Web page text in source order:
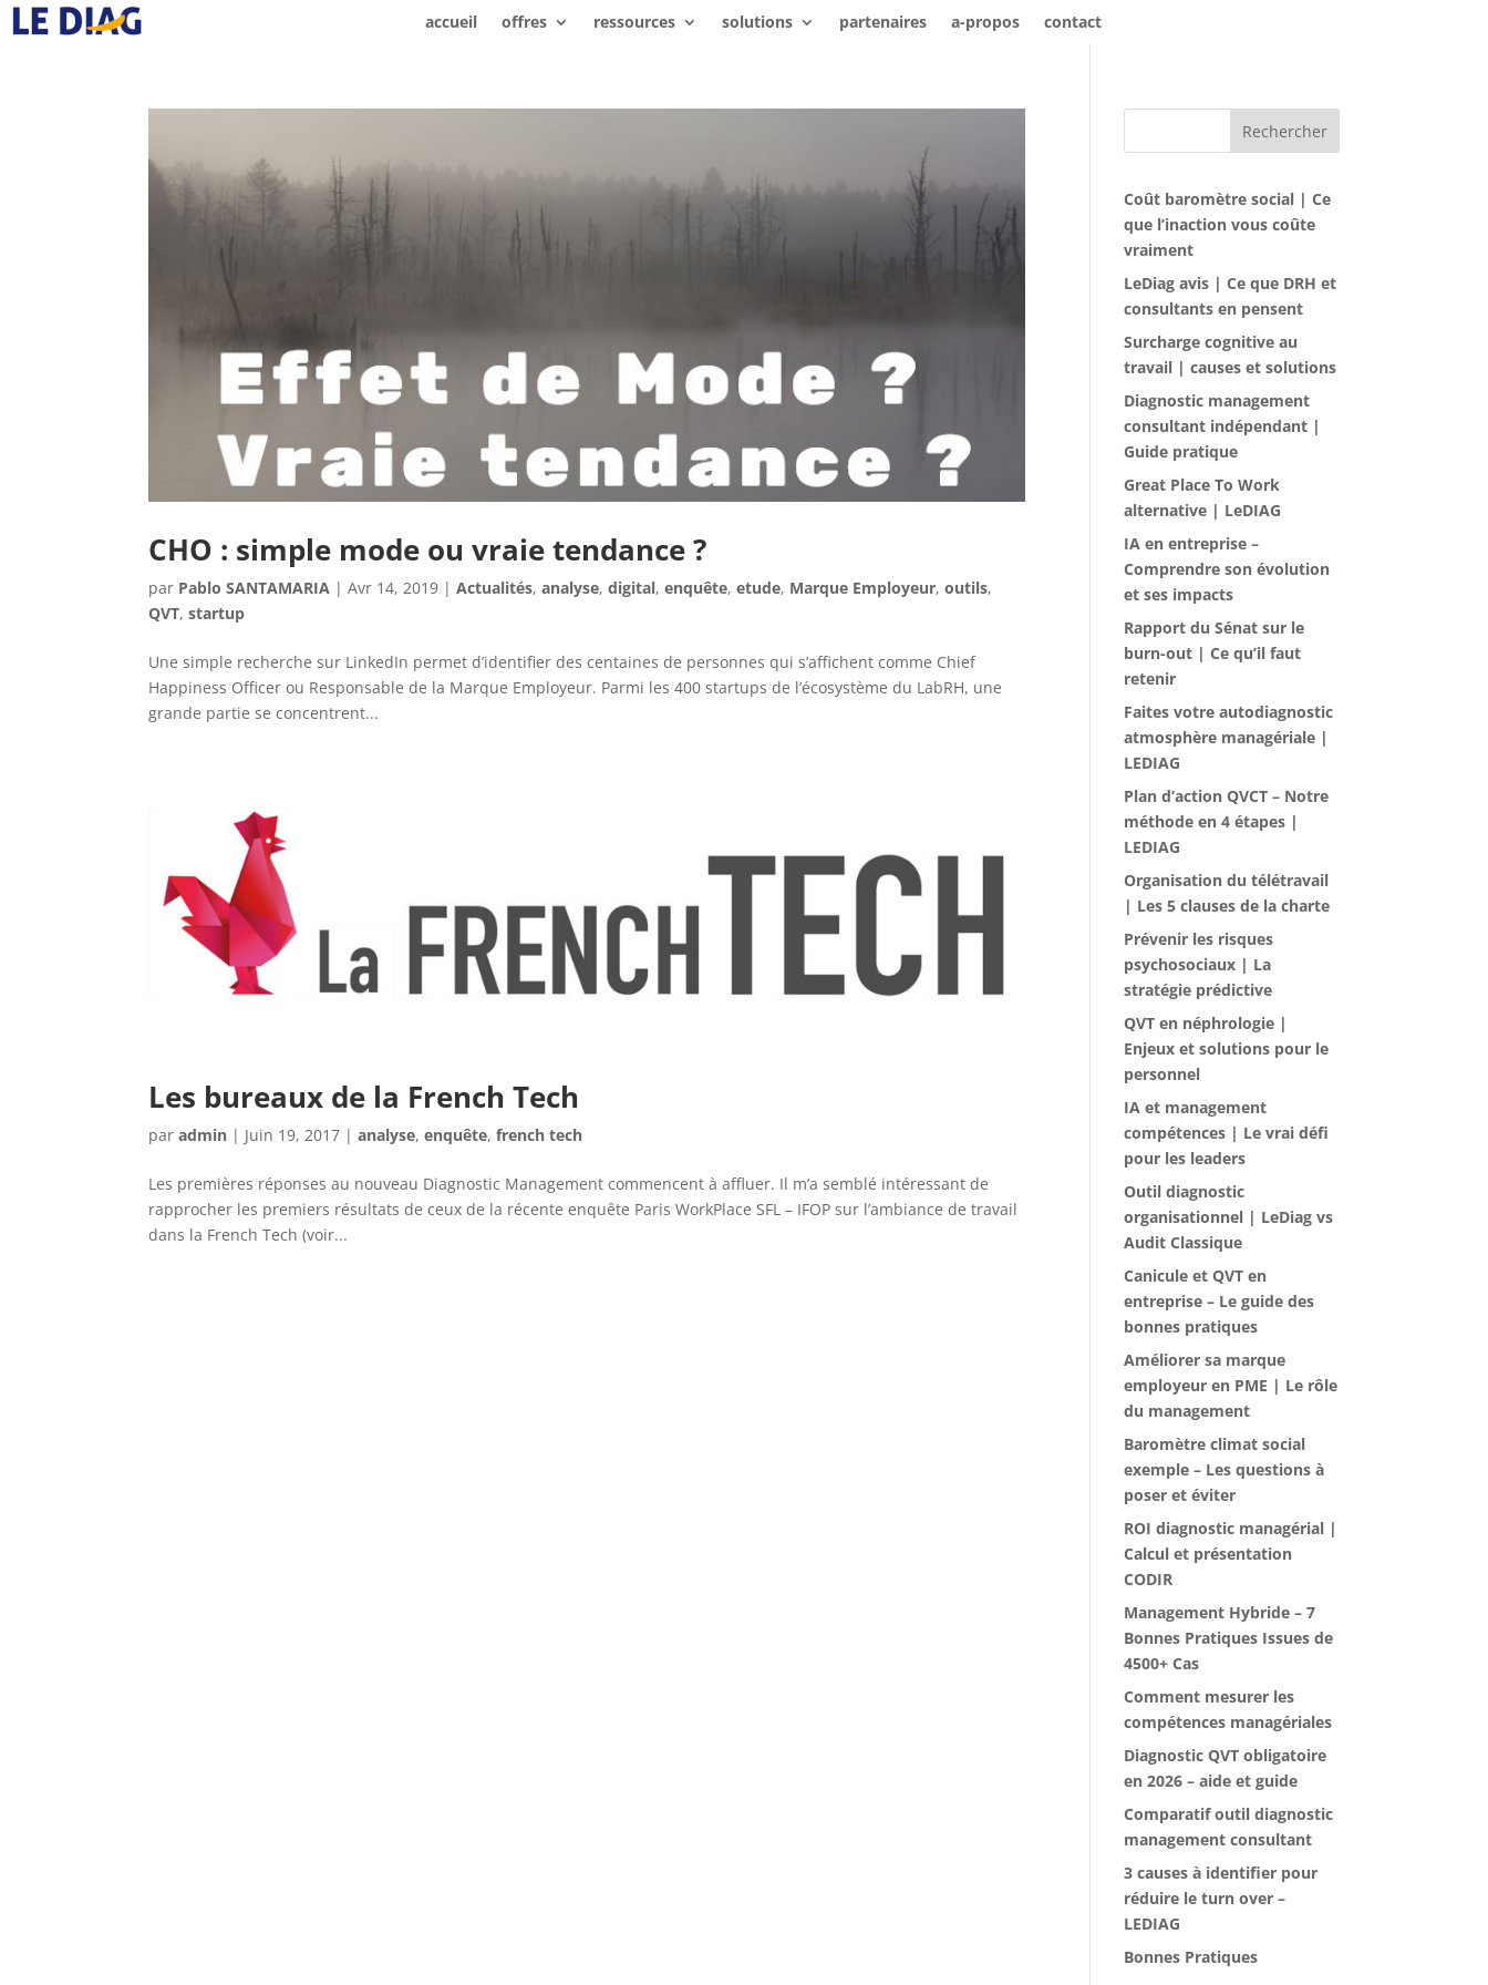
accueil offres ressources solutions partenaires a-propos contact
CHO : simple mode ou vraie tendance ?
par Pablo SANTAMARIA |Avr 14, 2019 |Actualités,analyse,digital,enquête,etude, Marque Employeur,outils,
QVT,startup
Une simple recherche sur LinkedIn permet d’identifier des centaines de personnes qui s’affichent comme Chief
Happiness Officer ou Responsable de la Marque Employeur. Parmi les 400 startups de l’écosystème du LabRH, une
grande partie se concentrent...
Les bureaux de la French Tech
paradmin | Juin 19, 2017 |analyse,enquête,french tech
Les premières réponses au nouveau Diagnostic Management commencent à affluer. Il m’a semblé intéressant de
rapprocher les premiers résultats de ceux de la récente enquête Paris WorkPlace SFL – IFOP sur l’ambiance de travail
dans la French Tech (voir...
Rechercher
Coût baromètre social | Ce
que l’inaction vous coûte
vraiment
LeDiag avis | Ce que DRH et
consultants en pensent
Surcharge cognitive au
travail | causes et solutions
Diagnostic management
consultant indépendant |
Guide pratique
Great Place To Work
alternative | LeDIAG
IA en entreprise –
Comprendre son évolution
et ses impacts
Rapport du Sénat sur le
burn-out | Ce qu’il faut
retenir
Faites votre autodiagnostic
atmosphère managériale |
LEDIAG
Plan d’action QVCT – Notre
méthode en 4 étapes |
LEDIAG
Organisation du télétravail
| Les 5 clauses de la charte
Prévenir les risques
psychosociaux | La
stratégie prédictive
QVT en néphrologie |
Enjeux et solutions pour le
personnel
IA et management
compétences | Le vrai défi
pour les leaders
Outil diagnostic
organisationnel | LeDiag vs
Audit Classique
Canicule et QVT en
entreprise – Le guide des
bonnes pratiques
Améliorer sa marque
employeur en PME | Le rôle
du management
Baromètre climat social
exemple – Les questions à
poser et éviter
ROI diagnostic managérial |
Calcul et présentation
CODIR
Management Hybride – 7
Bonnes Pratiques Issues de
4500+ Cas
Comment mesurer les
compétences managériales
Diagnostic QVT obligatoire
en 2026 – aide et guide
Comparatif outil diagnostic
management consultant
3 causes à identifier pour
réduire le turn over –
LEDIAG
Bonnes Pratiques